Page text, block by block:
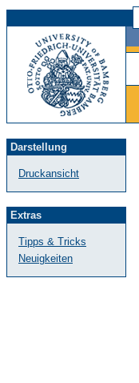
Darstellung
Druckansicht
Extras
Tipps & Tricks
Neuigkeiten